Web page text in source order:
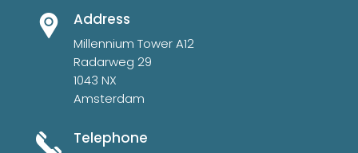
Address
Millennium Tower A12
Radarweg 29
1043 NX
Amsterdam
Telephone